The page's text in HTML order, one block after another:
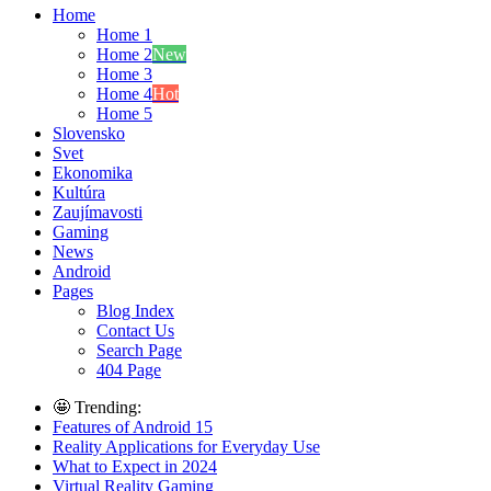
Home
Home 1
Home 2New
Home 3
Home 4Hot
Home 5
Slovensko
Svet
Ekonomika
Kultúra
Zaujímavosti
Gaming
News
Android
Pages
Blog Index
Contact Us
Search Page
404 Page
🤩 Trending:
Features of Android 15
Reality Applications for Everyday Use
What to Expect in 2024
Virtual Reality Gaming